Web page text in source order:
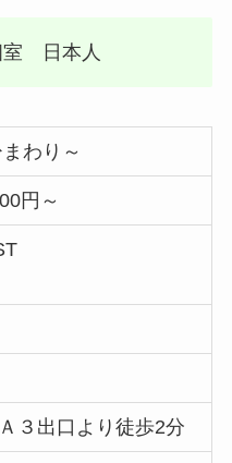
室 日本人
わり～
円～
３出口より徒歩2分